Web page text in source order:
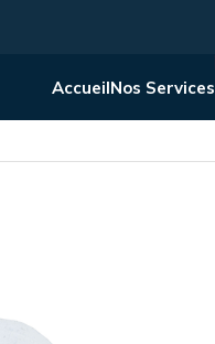
AccueilNos Services